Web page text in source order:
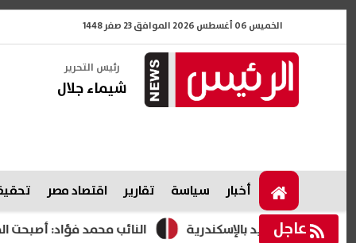
الخميس 06 أغسطس 2026 الموافق 23 صفر 1448
رئيس التحرير
شيماء جلال
أخبار سياسة تقارير اقتصاد مصر
عاجل النائب محمد فؤاد: أصبحت العوايد بالإسكندرية